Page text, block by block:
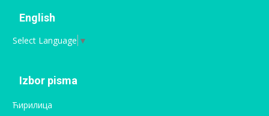
English
Select Language ▼
Izbor pisma
Ћирилица